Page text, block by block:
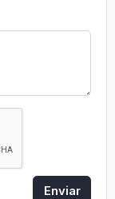
Enviar